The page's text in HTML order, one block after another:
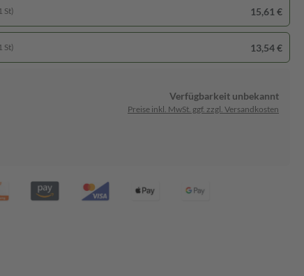
St) 15,61 €
St) 13,54 €
Verfügbarkeit unbekannt
Preise inkl. MwSt. ggf. zzgl. Versandkosten